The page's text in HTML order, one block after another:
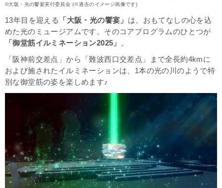
【平安神宮】創建百三十年記念 NAKEDヨルマイリ 2025-2026 平安
まとめ
過去に開催していたイルミネーション
©大阪・光の饗宴実行委員会 (※過去のイメージ画像です)
13年目を迎える 「大阪・光の饗宴」 は、おもてなしの心を込
めた光のミュージアムです。そのコアプログラムのひとつが
「御堂筋イルミネーション2025」
。
「阪神前交差点」から「難波西口交差点」まで全長約4kmに
および施されたイルミネーションは、1本の光の川のようで特
別な御堂筋の姿を楽しめます♪